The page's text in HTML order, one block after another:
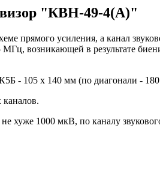
"КВН-49-4(А)"
прямого усиления, а канал
возникающей в результате
- 105 х 140 мм (по диагонали -
каналов.
хуже 1000 мкВ, по каналу